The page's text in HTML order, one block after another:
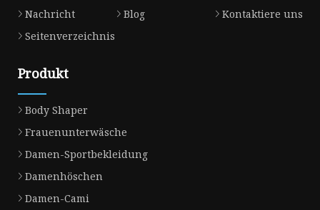
Nachricht
Blog
Kontaktiere uns
Seitenverzeichnis
Produkt
Body Shaper
Frauenunterwäsche
Damen-Sportbekleidung
Damenhöschen
Damen-Cami